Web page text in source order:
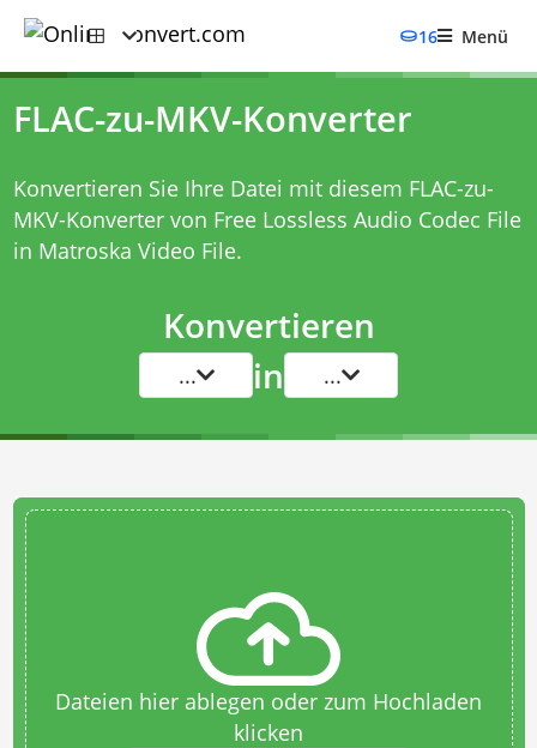
16 Menü
FLAC-zu-MKV-Konverter
Konvertieren Sie Ihre Datei mit diesem FLAC-zu-
MKV-Konvertervon Free Lossless Audio Codec File
in Matroska Video File.
Konvertieren
... in ...
Dateien hier ablegen oder zum Hochladen
klicken